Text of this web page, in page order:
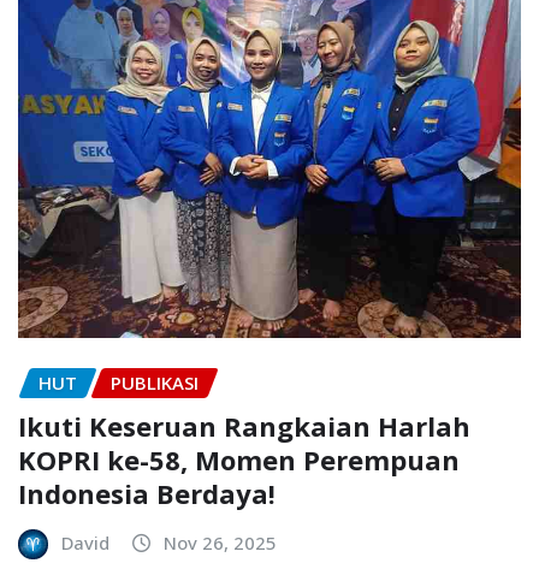
HUT PUBLIKASI
Ikuti Keseruan Rangkaian Harlah
KOPRI ke-58, Momen Perempuan
Indonesia Berdaya!
David Nov 26, 2025